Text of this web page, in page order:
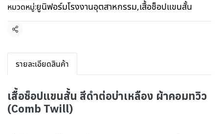
หมวดหมู่:ยูนิฟอร์มโรงงานอุตสาหกรรม,เสื้อช็อปแขนสั้น
แชร์
รายละเอียดสินค้า
เสื้อช็อปแขนสั้น สีดำต่อบ่าเหลือง ผ้าคอมทวิว
(Comb Twill)